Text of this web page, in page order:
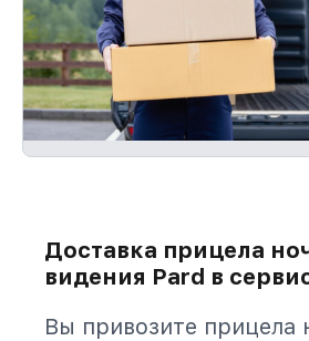
Доставка прицела
видения Pard в
Вы привозите прицела